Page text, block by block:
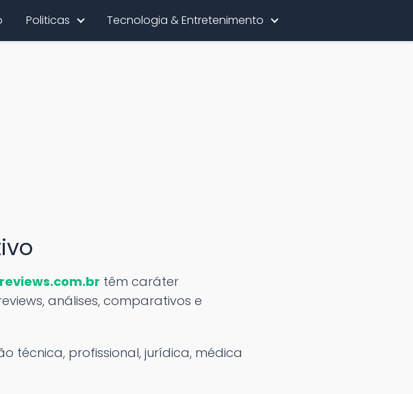
Politicas Tecnologia & Entretenimento
têm caráter
análises, comparativos e
técnica, profissional, jurídica, médica